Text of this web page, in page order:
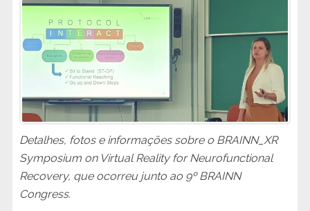
Detalhes, fotos e informações sobre o BRAINN_XR
Symposium on Virtual Reality for Neurofunctional
Recovery, que ocorreu junto ao 9º BRAINN
Congress.